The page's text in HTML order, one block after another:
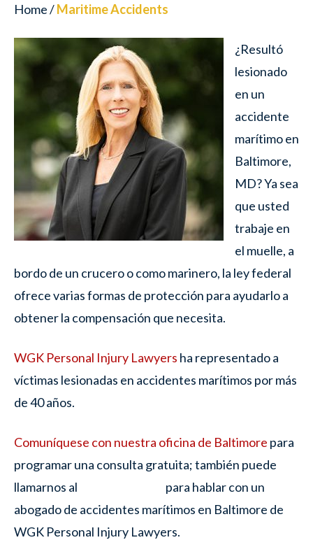
Home/Maritime Accidents
¿Resultó
lesionado
en un
accidente
marítimo en
Baltimore,
MD? Ya sea
que usted
trabaje en
el muelle, a
bordo de un crucero o como marinero, la ley federal
ofrece varias formas de protección para ayudarlo a
obtener la compensación que necesita.
WGK Personal Injury Lawyers ha representado a
víctimas lesionadas en accidentes marítimos por más
de 40 años.
Comuníquese con nuestra oficina de Baltimore para
programar una consulta gratuita; también puede
llamarnos al
para hablar con un
abogado de accidentes marítimos en Baltimore de
WGK Personal Injury Lawyers.